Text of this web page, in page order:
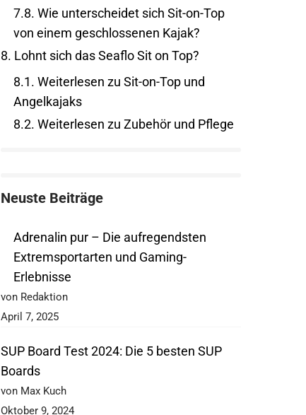
7.8. Wie unterscheidet sich Sit-on-Top
von einem geschlossenen Kajak?
8. Lohnt sich das Seaflo Sit on Top?
8.1. Weiterlesen zu Sit-on-Top und
Angelkajaks
8.2. Weiterlesen zu Zubehör und Pflege
Neuste Beiträge
Adrenalin pur – Die aufregendsten
Extremsportarten und Gaming-
Erlebnisse
von Redaktion
April 7, 2025
SUP Board Test 2024: Die 5 besten SUP
Boards
von Max Kuch
Oktober 9, 2024